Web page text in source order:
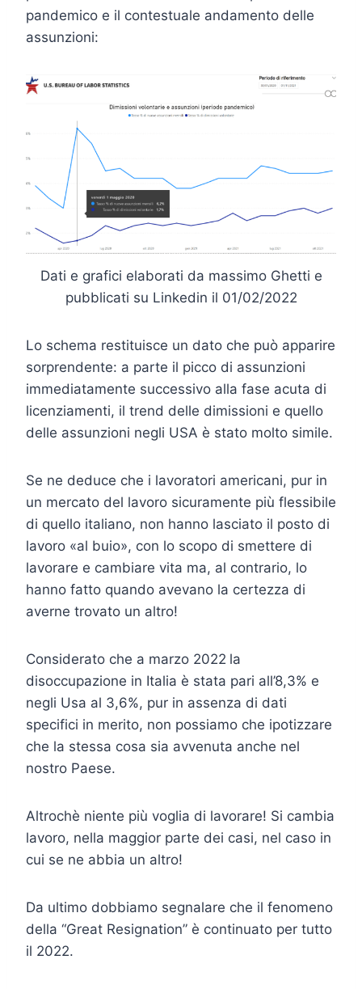
pandemico e il contestuale andamento delle
assunzioni:
Dati e grafici elaborati da massimo Ghetti e
pubblicati su Linkedin il 01/02/2022
Lo schema restituisce un dato che può apparire
sorprendente: a parte il picco di assunzioni
immediatamente successivo alla fase acuta di
licenziamenti, il trend delle dimissioni e quello
delle assunzioni negli USA è stato molto simile.
Se ne deduce che i lavoratori americani, pur in
un mercato del lavoro sicuramente più flessibile
di quello italiano, non hanno lasciato il posto di
lavoro «al buio», con lo scopo di smettere di
lavorare e cambiare vita ma, al contrario, lo
hanno fatto quando avevano la certezza di
averne trovato un altro!
Considerato che a marzo 2022 la
disoccupazione in Italia è stata pari all’8,3% e
negli Usa al 3,6%, pur in assenza di dati
specifici in merito, non possiamo che ipotizzare
che la stessa cosa sia avvenuta anche nel
nostro Paese.
Altrochè niente più voglia di lavorare! Si cambia
lavoro, nella maggior parte dei casi, nel caso in
cui se ne abbia un altro!
Da ultimo dobbiamo segnalare che il fenomeno
della “Great Resignation” è continuato per tutto
il 2022.